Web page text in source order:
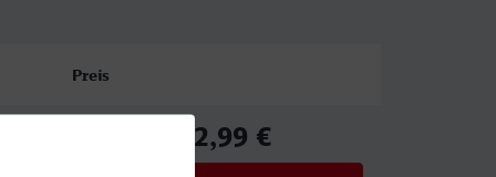
Preis
92,99 €